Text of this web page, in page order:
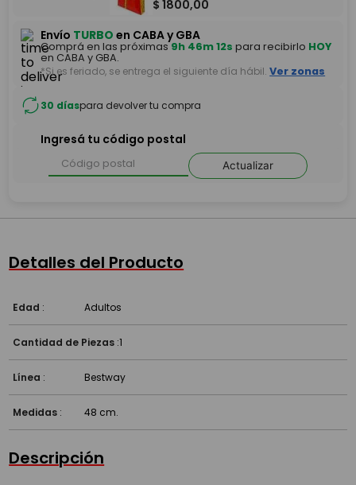
$ 1800,00
Envío TURBO en CABA y GBA
Comprá en las próximas9h 46m 12s para recibirlo HOY
en CABA y GBA.
*Si es feriado, se entrega el siguiente día hábil. Ver zonas
30 díaspara devolver tu compra
Ingresá tu código postal
Actualizar
Detalles del Producto
Edad : Adultos
Cantidad de Piezas :1
Línea : Bestway
Medidas : 48 cm.
Descripción